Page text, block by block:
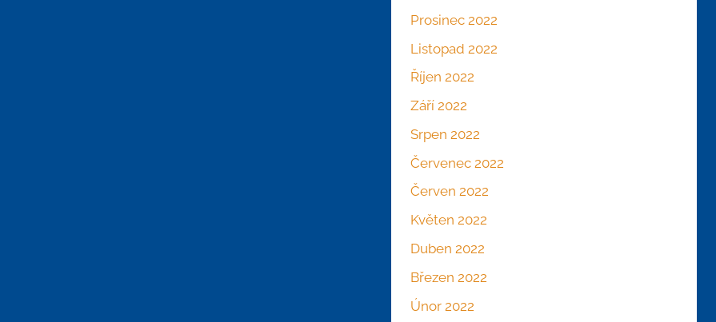
Prosinec 2022
Listopad 2022
Říjen 2022
Září 2022
Srpen 2022
Červenec 2022
Červen 2022
Květen 2022
Duben 2022
Březen 2022
Únor 2022